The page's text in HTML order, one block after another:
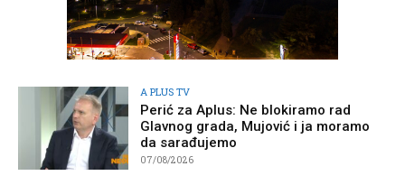
A PLUS TV
Perić za Aplus: Ne blokiramo rad
Glavnog grada, Mujović i ja moramo
da sarađujemo
07/08/2026